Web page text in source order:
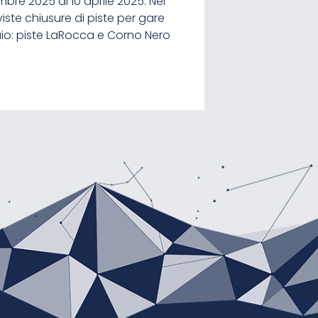
chiusure di piste per gare
piste LaRocca e Corno Nero
la gita: 10. aprile: ore 6:46 30.
Bletterbach. Ora é possibile